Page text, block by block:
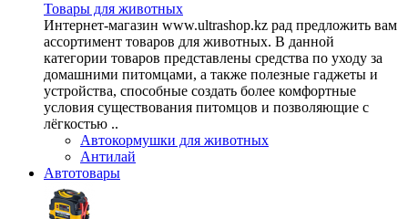
Товары для животных
Интернет-магазин www.ultrashop.kz рад предложить вам
ассортимент товаров для животных. В данной
категории товаров представлены средства по уходу за
домашними питомцами, а также полезные гаджеты и
устройства, способные создать более комфортные
условия существования питомцов и позволяющие с
лёгкостью ..
Автокормушки для животных
Антилай
Автотовары